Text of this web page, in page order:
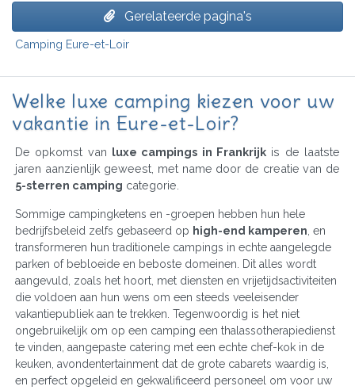
Gerelateerde pagina's
Camping Eure-et-Loir
Welke luxe camping kiezen voor uw
vakantie in Eure-et-Loir?
De opkomst van luxe campings in Frankrijk is de laatste
jaren aanzienlijk geweest, met name door de creatie van de
5-sterren camping categorie.
Sommige campingketens en -groepen hebben hun hele
bedrijfsbeleid zelfs gebaseerd op high-end kamperen, en
transformeren hun traditionele campings in echte aangelegde
parken of bebloeide en beboste domeinen. Dit alles wordt
aangevuld, zoals het hoort, met diensten en vrijetijdsactiviteiten
die voldoen aan hun wens om een steeds veeleisender
vakantiepubliek aan te trekken. Tegenwoordig is het niet
ongebruikelijk om op een camping een thalassotherapiedienst
te vinden, aangepaste catering met een echte chef-kok in de
keuken, avondentertainment dat de grote cabarets waardig is,
en perfect opgeleid en gekwalificeerd personeel om voor uw